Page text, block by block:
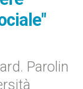
Parolin